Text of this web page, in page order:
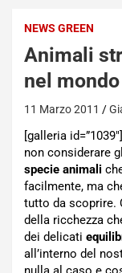
NEWS GREEN
Animali
nel mondo
11 Marzo 2011
[galleria
non considerare
specie animali
facilmente, ma
tutto da scoprire.
della ricchezza
dei delicati
all’interno del